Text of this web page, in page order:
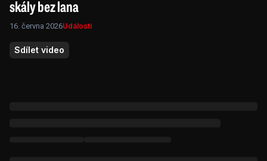
skály bez lana
16. června 2026Události
Sdílet video